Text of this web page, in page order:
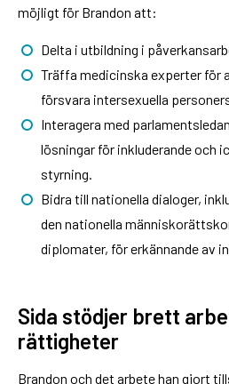
möjligt för Brandon att:
Delta i utbildning i
Träffa medicinska experter för
försvara intersexuella
Interagera med
lösningar för inkluderande och
styrning.
Bidra till nationella dialoger,
den nationella
diplomater, för erkännande av
Sida stödjer brett
rättigheter
Brandon och det arbete han gjort